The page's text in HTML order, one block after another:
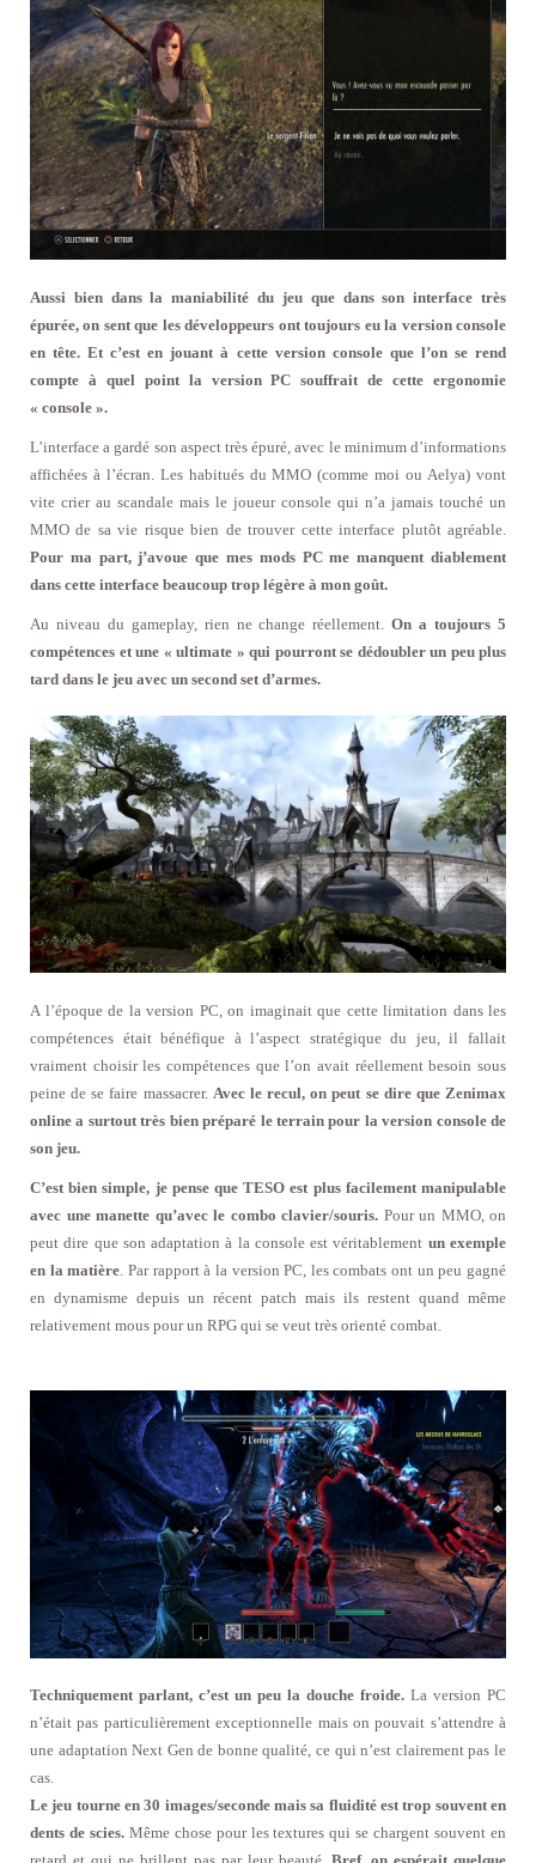
Aussi bien dans la maniabilité du jeu que dans son interface très
épurée, on sent que les développeurs ont toujours eu la version console
en tête. Et c’est en jouant à cette version console que l’on se rend
compte à quel point la version PC souffrait de cette ergonomie
« console ».
L’interface a gardé son aspect très épuré, avec le minimum d’informations
affichées à l’écran. Les habitués du MMO (comme moi ou Aelya) vont
vite crier au scandale mais le joueur console qui n’a jamais touché un
MMO de sa vie risque bien de trouver cette interface plutôt agréable.
Pour ma part, j’avoue que mes mods PC me manquent diablement
dans cette interface beaucoup trop légère à mon goût.
Au niveau du gameplay, rien ne change réellement.On a toujours 5
compétences et une « ultimate » qui pourront se dédoubler un peu plus
tard dans le jeu avec un second set d’armes.
A l’époque de la version PC, on imaginait que cette limitation dans les
compétences était bénéfique à l’aspect stratégique du jeu, il fallait
vraiment choisir les compétences que l’on avait réellement besoin sous
peine de se faire massacrer. Avec le recul, on peut se dire que Zenimax
online a surtout très bien préparé le terrain pour la version console de
son jeu.
C’est bien simple, je pense que TESO est plus facilement manipulable
avec une manette qu’avec le combo clavier/souris. Pour un MMO, on
peut dire que son adaptation à la console est véritablement un exemple
en la matière. Par rapport à la version PC, les combats ont un peu gagné
en dynamisme depuis un récent patch mais ils restent quand même
relativement mous pour un RPG qui se veut très orienté combat.
Techniquement parlant, c’est un peu la douche froide. La version PC
n’était pas particulièrement exceptionnelle mais on pouvait s’attendre à
une adaptation Next Gen de bonne qualité, ce qui n’est clairement pas le
cas.
Le jeu tourne en 30 images/seconde mais sa fluidité est trop souvent en
dents de scies.Même chose pour les textures qui se chargent souvent en